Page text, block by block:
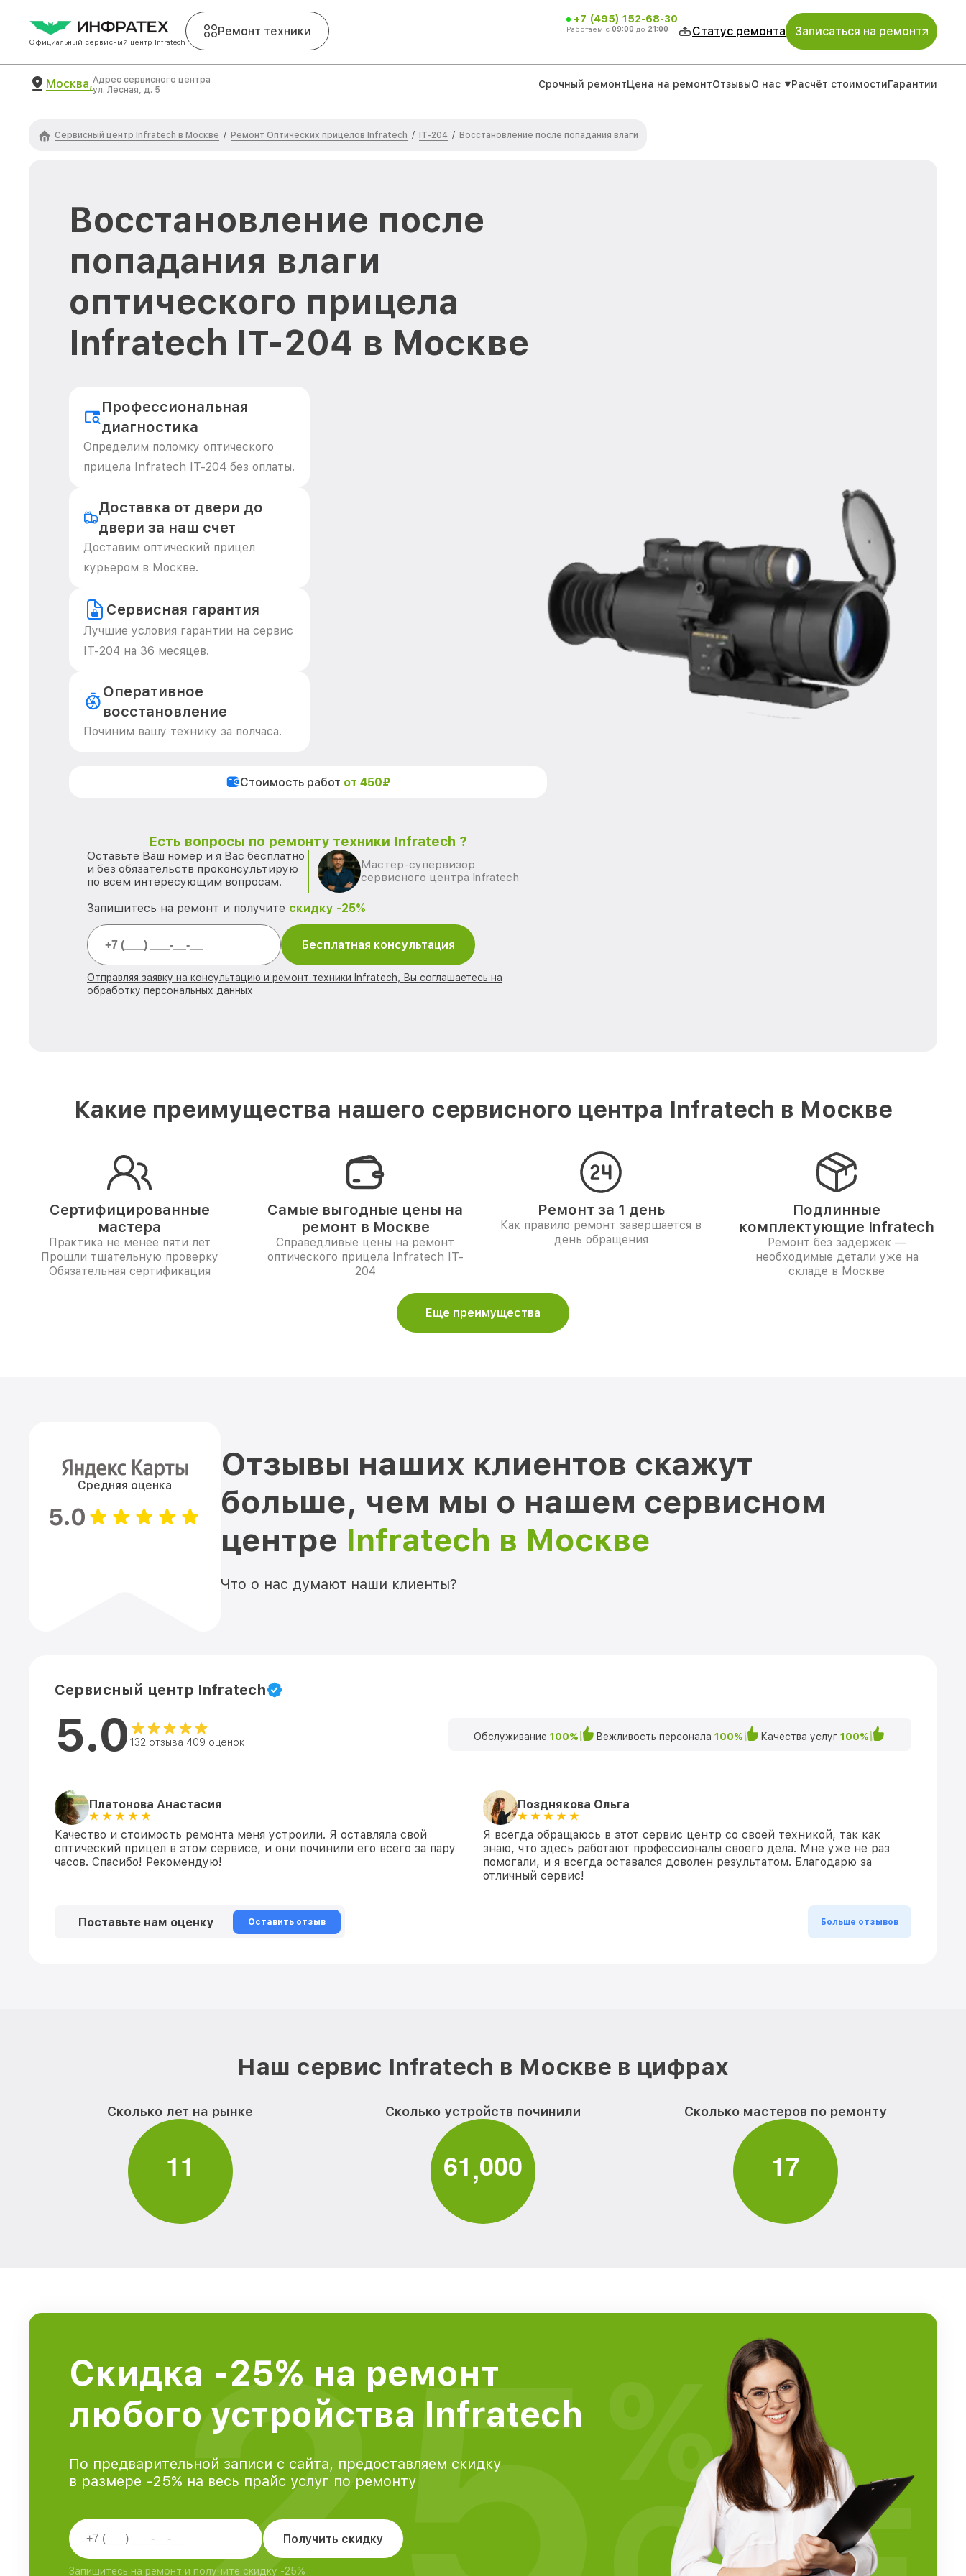
Официальный сервисный центр Infratech
Ремонт техники
+7 (495) 152-68-30
Работаем с 09:00 до 21:00 Статус ремонта Записаться на ремонт
Москва,Адрес сервисного центра
ул. Лесная, д. 5
Срочный ремонтЦена на ремонтОтзывыО нас Расчёт стоимостиГарантии
Сервисный центр Infratech в Москве / Ремонт Оптических прицелов Infratech / IT-204 / Восстановление после попадания влаги
Восстановление после
попадания влаги
оптического прицела
Infratech IT-204 в Москве
Профессиональная
диагностика
Определим поломку оптического
прицела Infratech IT-204 без оплаты.
Доставка от двери до
двери за наш счет
Доставим оптический прицел
курьером в Москве.
Сервисная гарантия
Лучшие условия гарантии на сервис
IT-204 на 36 месяцев.
Оперативное
восстановление
Починим вашу технику за полчаса.
Стоимость работ от 450₽
Есть вопросы по ремонту техники Infratech ?
Оставьте Ваш номер и я Вас бесплатно
и без обязательств проконсультирую
по всем интересующим вопросам.
Мастер-супервизор
сервисного центра Infratech
Запишитесь на ремонт и получите скидку -25%
Бесплатная консультация
Отправляя заявку на консультацию и ремонт техники Infratech, Вы соглашаетесь на
обработку персональных данных
Какие преимущества нашего сервисного центра Infratech в Москве
Сертифицированные
мастера
Практика не менее пяти лет
Прошли тщательную проверку
Обязательная сертификация
Самые выгодные цены на
ремонт в Москве
Справедливые цены на ремонт
оптического прицела Infratech IT-
204
Ремонт за 1 день
Как правило ремонт завершается в
день обращения
Подлинные
комплектующие Infratech
Ремонт без задержек —
необходимые детали уже на
складе в Москве
Еще преимущества
Средняя оценка
5.0
Отзывы наших клиентов скажут
больше, чем мы о нашем сервисном
центре Infratech в Москве
Что о нас думают наши клиенты?
Сервисный центр Infratech
5.0 132 отзыва 409 оценок Обслуживание 100% Вежливость персонала 100% Качества услуг 100%
Платонова Анастасия
Качество и стоимость ремонта меня устроили. Я оставляла свой
оптический прицел в этом сервисе, и они починили его всего за пару
часов. Спасибо! Рекомендую!
Позднякова Ольга
Я всегда обращаюсь в этот сервис центр со своей техникой, так как
знаю, что здесь работают профессионалы своего дела. Мне уже не раз
помогали, и я всегда оставался доволен результатом. Благодарю за
отличный сервис!
Поставьте нам оценку Оставить отзыв Больше отзывов
Наш сервис Infratech в Москве в цифрах
Сколько лет на рынке
11
Сколько устройств починили
61,000
Сколько мастеров по ремонту
17
Скидка -25% на ремонт
любого устройства Infratech
По предварительной записи с сайта, предоставляем скидку
в размере -25% на весь прайс услуг по ремонту
Получить скидку
Запишитесь на ремонт и получите скидку -25%
%